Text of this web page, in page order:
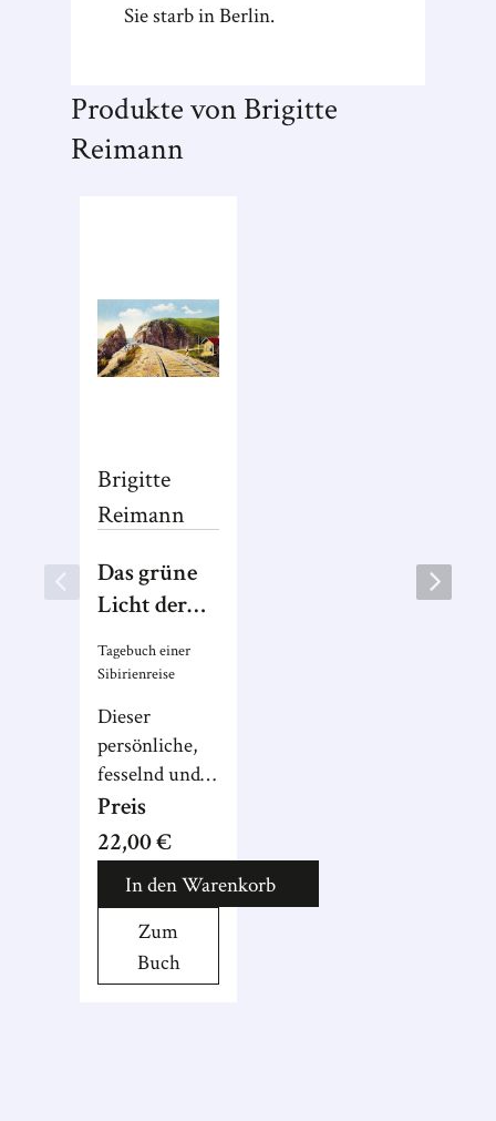
Sie starb in Berlin.
Produkte von Brigitte
Reimann
Brigitte
Reimann
Das grüne
Licht der
Steppen
Tagebuch einer
Sibirienreise
Dieser
persönliche,
fesselnd und
charmant
geschriebene
Bericht bietet
neben
zahlreichen
Informationen
über die
Preis
22,00 €
In den Warenkorb
Zum
Buch